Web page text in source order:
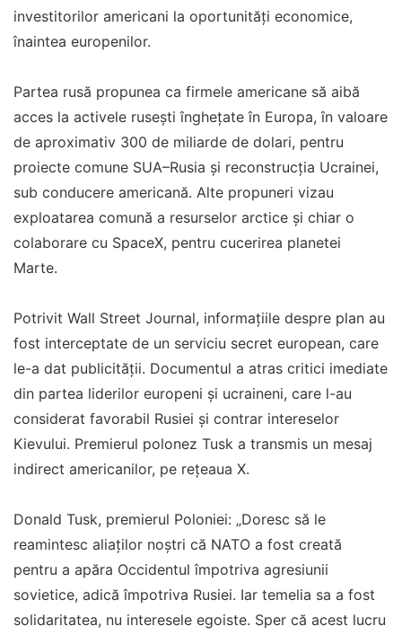
investitorilor americani la oportunități economice,
înaintea europenilor.
Partea rusă propunea ca firmele americane să aibă
acces la activele rusești înghețate în Europa, în valoare
de aproximativ 300 de miliarde de dolari, pentru
proiecte comune SUA–Rusia și reconstrucția Ucrainei,
sub conducere americană. Alte propuneri vizau
exploatarea comună a resurselor arctice și chiar o
colaborare cu SpaceX, pentru cucerirea planetei
Marte.
Potrivit Wall Street Journal, informațiile despre plan au
fost interceptate de un serviciu secret european, care
le-a dat publicității. Documentul a atras critici imediate
din partea liderilor europeni și ucraineni, care l-au
considerat favorabil Rusiei și contrar intereselor
Kievului. Premierul polonez Tusk a transmis un mesaj
indirect americanilor, pe rețeaua X.
Donald Tusk, premierul Poloniei: „Doresc să le
reamintesc aliaților noștri că NATO a fost creată
pentru a apăra Occidentul împotriva agresiunii
sovietice, adică împotriva Rusiei. Iar temelia sa a fost
solidaritatea, nu interesele egoiste. Sper că acest lucru